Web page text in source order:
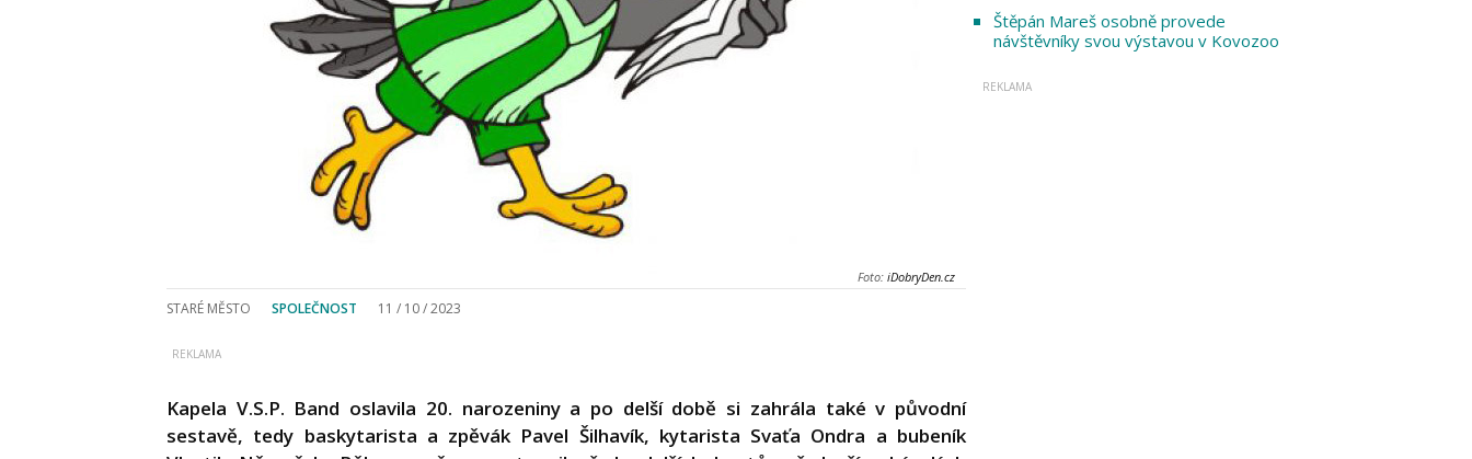
Foto: iDobryDen.cz
STARÉ MĚSTO SPOLEČNOST 11 / 10 / 2023
Kapela V.S.P. Band oslavila 20. narozeniny a po delší době si zahrála také v původní
sestavě, tedy baskytarista a zpěvák Pavel Šilhavík, kytarista Svaťa Ondra a bubeník
Štěpán Mareš osobně provede
návštěvníky svou výstavou v Kovozoo